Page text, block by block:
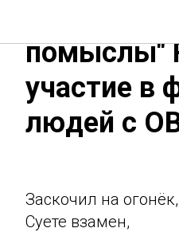
помыслы"
участие в
людей с
Заскочил на огонёк,
Суете взамен,